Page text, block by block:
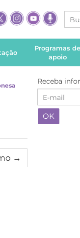
Programas de
apoio
→
Receba